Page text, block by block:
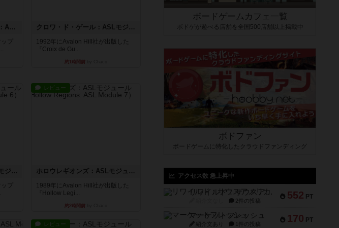
ドゥームド・バタリオンズ：ASLモジュール11
プ
クロワ・ド・ゲール：ASLモジュール10
1992年にAvalon Hill社が出版した
『Croix de Gu...
約1時間前
ザ・ラスト・フラー：ASLモジュール6
プ
レビュー
ホロウレギオンズ：ASLモジュール7
1989年にAvalon Hill社が出版した
『Hollow Legi...
約2時間前
レビュー
ボードゲームカフェ一覧
ボドゲが遊べる店舗を全国500店舗以上掲載中
ボドファン
ボードゲームに特化したクラウドファンディング
アクセス数 急上昇中
552 PT
リワイルド：サウスアメリカ
2件の投稿
170 PT
マーケットフレッシュ
紹介文あり 1件の投稿